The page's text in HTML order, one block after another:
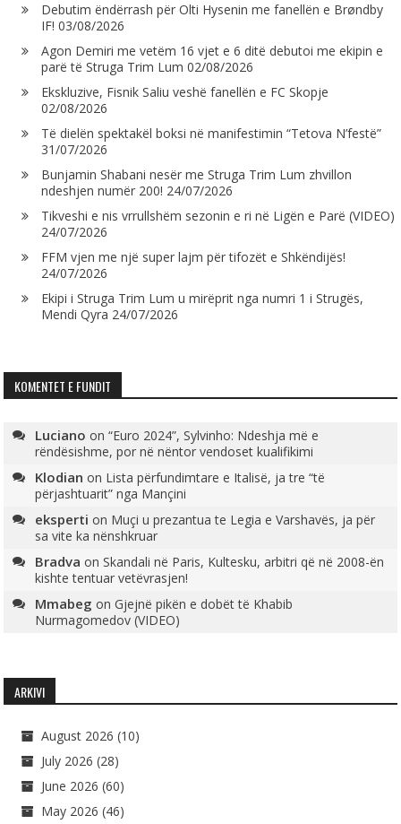
Debutim ëndërrash për Olti Hysenin me fanellën e Brøndby
IF! 03/08/2026
Agon Demiri me vetëm 16 vjet e 6 ditë debutoi me ekipin e
parë të Struga Trim Lum 02/08/2026
Ekskluzive, Fisnik Saliu veshë fanellën e FC Skopje
02/08/2026
Të dielën spektakël boksi në manifestimin “Tetova N’festë”
31/07/2026
Bunjamin Shabani nesër me Struga Trim Lum zhvillon
ndeshjen numër 200! 24/07/2026
Tikveshi e nis vrrullshëm sezonin e ri në Ligën e Parë (VIDEO)
24/07/2026
FFM vjen me një super lajm për tifozët e Shkëndijës!
24/07/2026
Ekipi i Struga Trim Lum u mirëprit nga numri 1 i Strugës,
Mendi Qyra 24/07/2026
KOMENTET E FUNDIT
Luciano on“Euro 2024”, Sylvinho: Ndeshja më e
rëndësishme, por në nëntor vendoset kualifikimi
Klodian on Lista përfundimtare e Italisë, ja tre “të
përjashtuarit” nga Mançini
eksperti on Muçi u prezantua te Legia e Varshavës, ja për
sa vite ka nënshkruar
Bradva onSkandali në Paris, Kultesku, arbitri që në 2008-ën
kishte tentuar vetëvrasjen!
Mmabeg onGjejnë pikën e dobët të Khabib
Nurmagomedov (VIDEO)
ARKIVI
August 2026 (10)
July 2026 (28)
June 2026 (60)
May 2026 (46)